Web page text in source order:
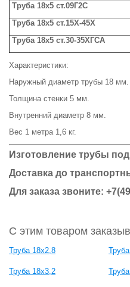
Труба 18х5 ст.09Г2С
Труба 18х5 ст.15Х-45Х
Труба 18х5 ст.30-35ХГСА
Характеристики:
Наружный диаметр трубы 18 мм.
Толщина стенки 5 мм.
Внутренний диаметр 8 мм.
Вес 1 метра 1,6 кг.
Изготовление трубы
Доставка до
Для заказа звоните:
С этим товаром
Труба 18х2,8
Труба 18х3,2